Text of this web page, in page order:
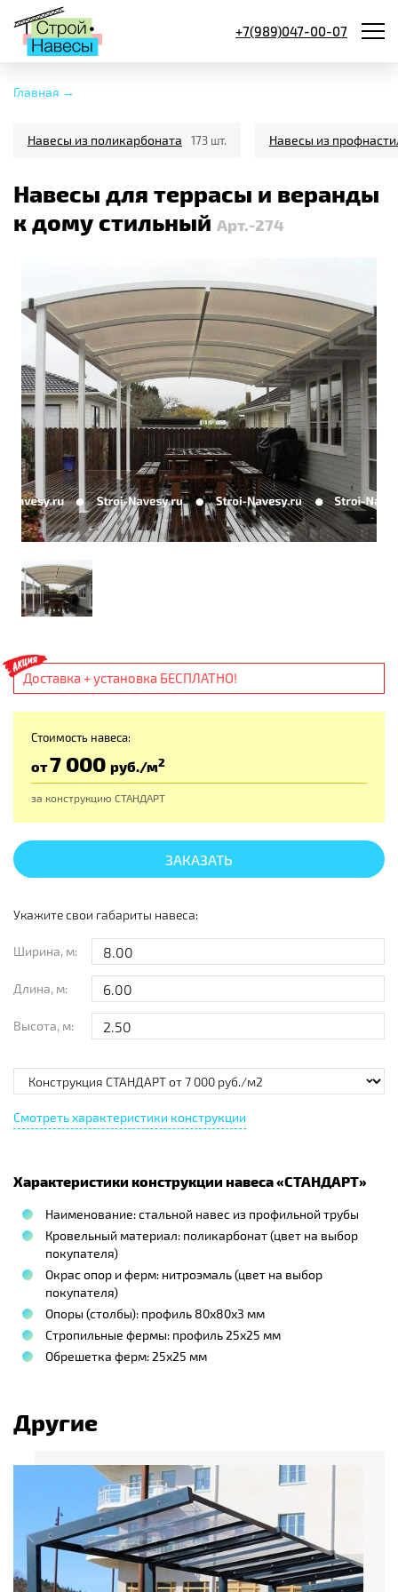
+7(989)047-00-07
Главная →
Навесы из поликарбоната 173 шт. Навесы из
Навесы для террасы и веранды
к дому стильный Арт.-274
Доставка + установка БЕСПЛАТНО!
Стоимость навеса:
от7 000 руб./м2
за конструкцию СТАНДАРТ
ЗАКАЗАТЬ
Укажите свои габариты навеса:
Ширина, м:
Длина, м:
Высота, м:
Смотреть характеристики конструкции
Характеристики конструкции навеса «СТАНДАРТ»
Наименование: стальной навес из профильной трубы
Кровельный материал: поликарбонат (цвет на выбор
покупателя)
Окрас опор и ферм: нитроэмаль (цвет на выбор
покупателя)
Опоры (столбы): профиль 80х80х3 мм
Стропильные фермы: профиль 25х25 мм
Обрешетка ферм: 25х25 мм
Другие